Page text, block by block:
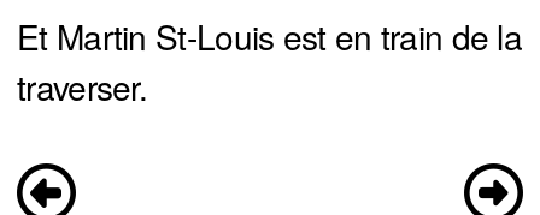
Et Martin St-Louis est en train de la
traverser.